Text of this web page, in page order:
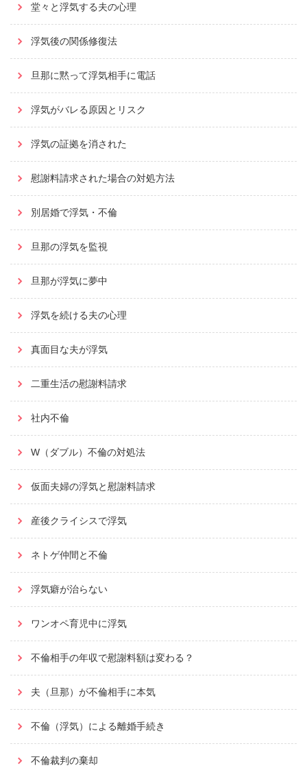
堂々と浮気する夫の心理
浮気後の関係修復法
旦那に黙って浮気相手に電話
浮気がバレる原因とリスク
浮気の証拠を消された
慰謝料請求された場合の対処方法
別居婚で浮気・不倫
旦那の浮気を監視
旦那が浮気に夢中
浮気を続ける夫の心理
真面目な夫が浮気
二重生活の慰謝料請求
社内不倫
W（ダブル）不倫の対処法
仮面夫婦の浮気と慰謝料請求
産後クライシスで浮気
ネトゲ仲間と不倫
浮気癖が治らない
ワンオペ育児中に浮気
不倫相手の年収で慰謝料額は変わる？
夫（旦那）が不倫相手に本気
不倫（浮気）による離婚手続き
不倫裁判の棄却